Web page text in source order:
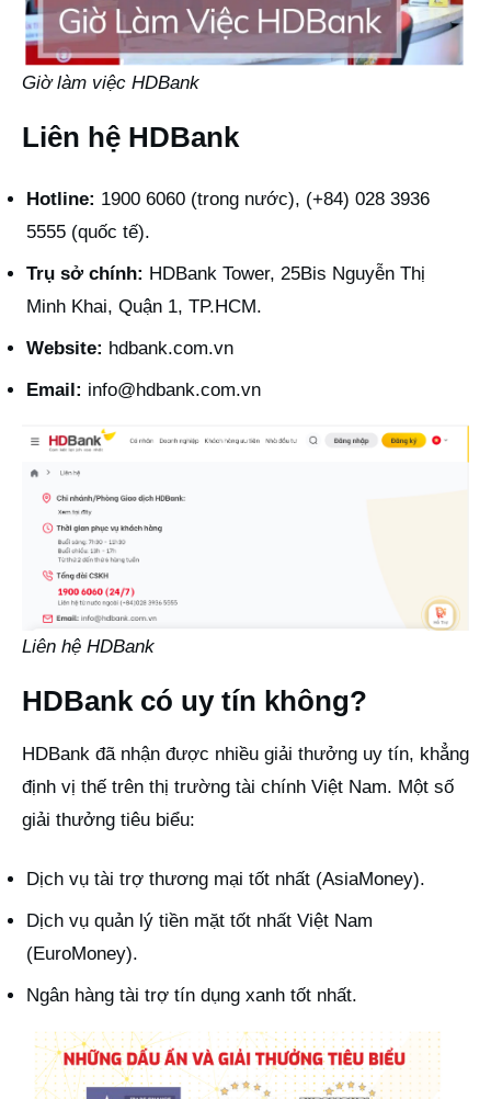
Giờ làm việc HDBank
Liên hệ HDBank
Hotline: 1900 6060 (trong nước), (+84) 028 3936
5555 (quốc tế).
Trụ sở chính: HDBank Tower, 25Bis Nguyễn Thị
Minh Khai, Quận 1, TP.HCM.
Website: hdbank.com.vn
Email: info@hdbank.com.vn
Liên hệ HDBank
HDBank có uy tín không?
HDBank đã nhận được nhiều giải thưởng uy tín, khẳng
định vị thế trên thị trường tài chính Việt Nam. Một số
giải thưởng tiêu biểu:
Dịch vụ tài trợ thương mại tốt nhất (AsiaMoney).
Dịch vụ quản lý tiền mặt tốt nhất Việt Nam
(EuroMoney).
Ngân hàng tài trợ tín dụng xanh tốt nhất.